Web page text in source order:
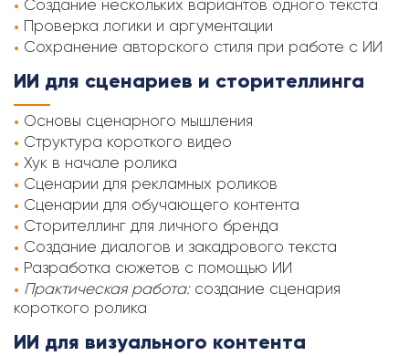
Создание нескольких вариантов одного текста
Проверка логики и аргументации
Сохранение авторского стиля при работе с ИИ
ИИ для сценариев и сторителлинга
Основы сценарного мышления
Структура короткого видео
Хук в начале ролика
Сценарии для рекламных роликов
Сценарии для обучающего контента
Сторителлинг для личного бренда
Создание диалогов и закадрового текста
Разработка сюжетов с помощью ИИ
Практическая работа:создание сценария
короткого ролика
ИИ для визуального контента